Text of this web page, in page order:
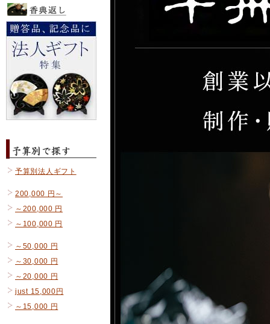
予算別法人ギフト
200,000 円～
～200,000 円
～100,000 円
～50,000 円
～30,000 円
～20,000 円
just 15,000円
～15,000 円